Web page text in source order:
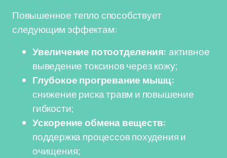
Повышенное тепло способствует
следующим эффектам:
Увеличение потоотделения: активное
выведение токсинов через кожу;
Глубокое прогревание мышц:
снижение риска травм и повышение
гибкости;
Ускорение обмена веществ:
поддержка процессов похудения и
очищения;